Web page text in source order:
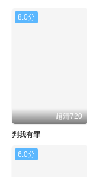
8.0分
超清720
判我有罪
6.0分